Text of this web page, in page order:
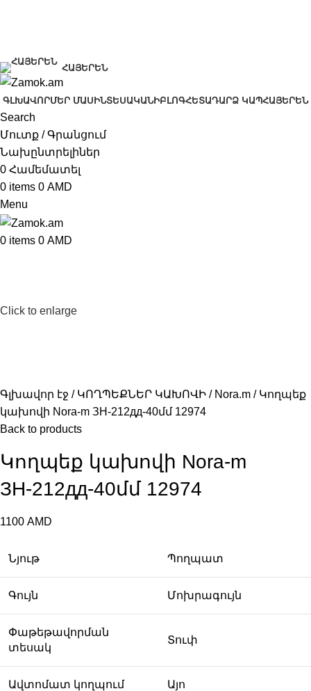
ՀԱՅԵՐԵՆ
ԳԼԽԱՎՈՐՄԵՐ ՄԱՍԻՆՏԵՍԱԿԱՆԻԲԼՈԳՀԵՏԱԴԱՐՁ ԿԱՊՀԱՅԵՐԵՆ
Search
Մուտք / Գրանցում
Նախընտրելիներ
0 Համեմատել
0 items 0 AMD
Menu
0 items 0 AMD
Click to enlarge
Գլխավոր էջ ԿՈՂՊԵՔՆԵՐ ԿԱԽՈՎԻ Nora.m
Կողպեք
կախովի Nora-m ЗН-212дд-40մմ 12974
Back to products
Կողպեք կախովի Nora-m
ЗН-212дд-40մմ 12974
1100 AMD
Նյութ Պողպատ
Գույն Մոխրագույն
Փաթեթավորման
տեսակ
Տուփ
Ավտոմատ կողպում Այո